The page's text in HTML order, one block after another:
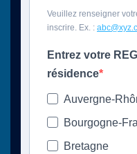
Veuillez renseigner
inscrire. Ex. :
Entrez votre
résidence
Auvergne-
Bourgogne-
Bretagne